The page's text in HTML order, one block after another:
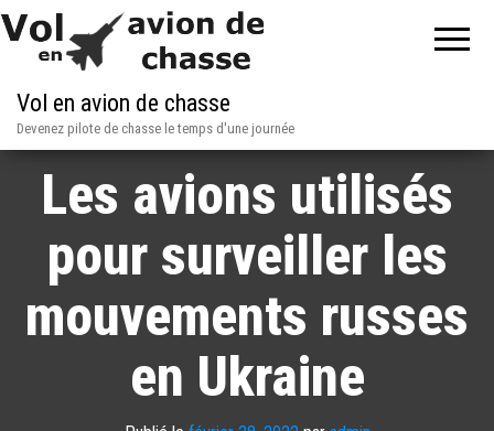
Vol en avion de chasse
Devenez pilote de chasse le temps d'une journée
Les avions utilisés
pour surveiller les
mouvements russes
en Ukraine